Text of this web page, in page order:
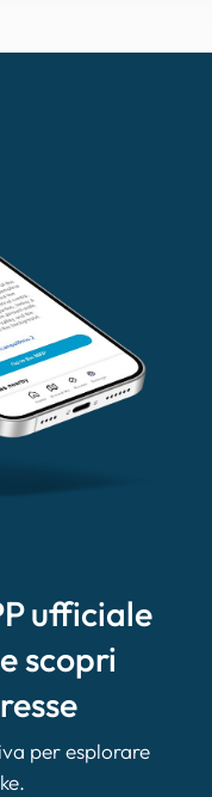
ufficiale
scopri
per esplorare